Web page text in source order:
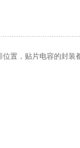
置，贴片电容的封装